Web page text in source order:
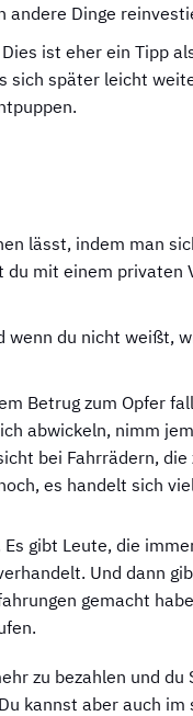
andere Dinge
ist eher ein Tipp
sich später leicht
lässt, indem man
mit einem privaten
wenn du nicht weißt,
Betrug zum Opfer
abwickeln, nimm
bei Fahrrädern, die
es handelt sich
gibt Leute, die
Und dann
gemacht
zu bezahlen und du
kannst aber auch